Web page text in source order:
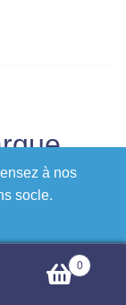
à nos
socle.
0